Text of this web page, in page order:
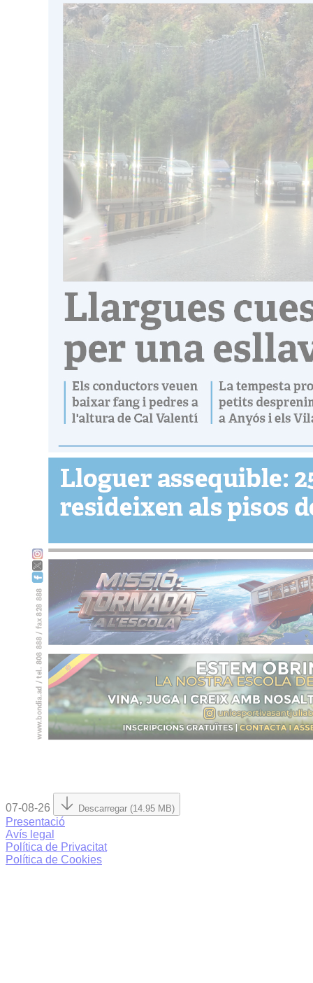
07-08-26 Descarregar (14.95 MB)
Presentació
Avís legal
Política de Privacitat
Política de Cookies